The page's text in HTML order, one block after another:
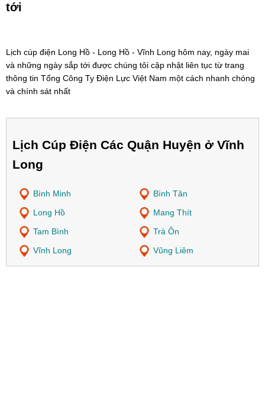
tới
Lịch cúp điện Long Hồ - Long Hồ - Vĩnh Long hôm nay, ngày mai
và những ngày sắp tới được chúng tôi cập nhật liên tục từ trang
thông tin Tổng Công Ty Điện Lực Việt Nam một cách nhanh chóng
và chính sát nhất
Lịch Cúp Điện Các Quận Huyện ở Vĩnh
Long
Bình Minh
Bình Tân
Long Hồ
Mang Thít
Tam Bình
Trà Ôn
Vĩnh Long
Vũng Liêm